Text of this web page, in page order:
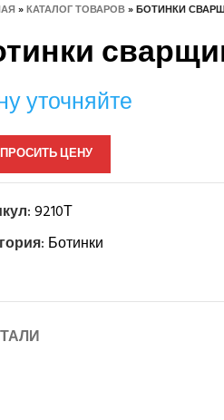
»КАТАЛОГ ТОВАРОВ»БОТИНКИ
уточняйте
ЦЕНУ
9210Т
Ботинки